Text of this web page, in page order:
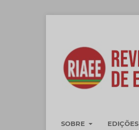
SOBRE EDIÇÕES